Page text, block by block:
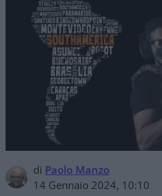
di Paolo Manzo
14 Gennaio 2024, 10:10